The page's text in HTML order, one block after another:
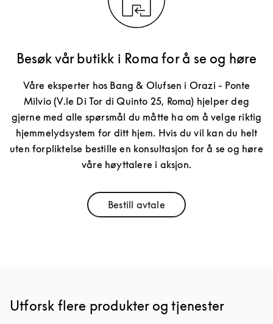
Besøk vår butikk i Roma for å se og høre
Våre eksperter hos Bang & Olufsen i Orazi - Ponte
Milvio (V.le Di Tor di Quinto 25, Roma) hjelper deg
gjerne med alle spørsmål du måtte ha om å velge riktig
hjemmelydsystem for ditt hjem. Hvis du vil kan du helt
uten forpliktelse bestille en konsultasjon for å se og høre
våre høyttalere i aksjon.
Bestill avtaleLink Opens in New Tab
Utforsk flere produkter og tjenester